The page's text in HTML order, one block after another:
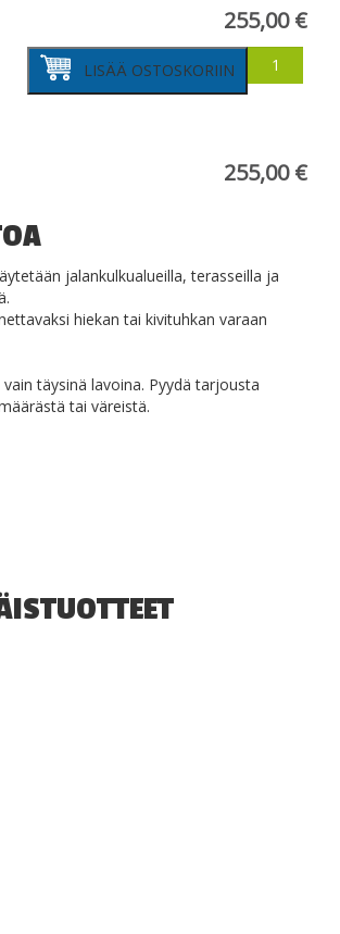
255,00€
betonilaatta
298x298x50
määrä
LISÄÄ OSTOSKORIIN
255,00€
jalankulkualueilla, terasseilla ja
hiekan tai kivituhkan varaan
täysinä lavoina. Pyydä tarjousta
tai väreistä.